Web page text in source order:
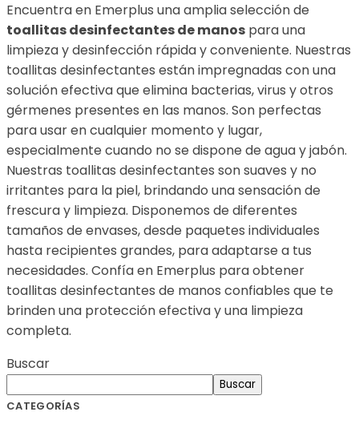
Encuentra en Emerplus una amplia selección de
toallitas desinfectantes de manos para una
limpieza y desinfección rápida y conveniente. Nuestras
toallitas desinfectantes están impregnadas con una
solución efectiva que elimina bacterias, virus y otros
gérmenes presentes en las manos. Son perfectas
para usar en cualquier momento y lugar,
especialmente cuando no se dispone de agua y jabón.
Nuestras toallitas desinfectantes son suaves y no
irritantes para la piel, brindando una sensación de
frescura y limpieza. Disponemos de diferentes
tamaños de envases, desde paquetes individuales
hasta recipientes grandes, para adaptarse a tus
necesidades. Confía en Emerplus para obtener
toallitas desinfectantes de manos confiables que te
brinden una protección efectiva y una limpieza
completa.
Buscar
Buscar
CATEGORÍAS